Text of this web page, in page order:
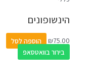
הינשופונים
₪75.00
הוספה לסל
בירור בוואטסאפ